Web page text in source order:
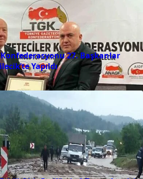
27. Başkanlar
Yapıldı